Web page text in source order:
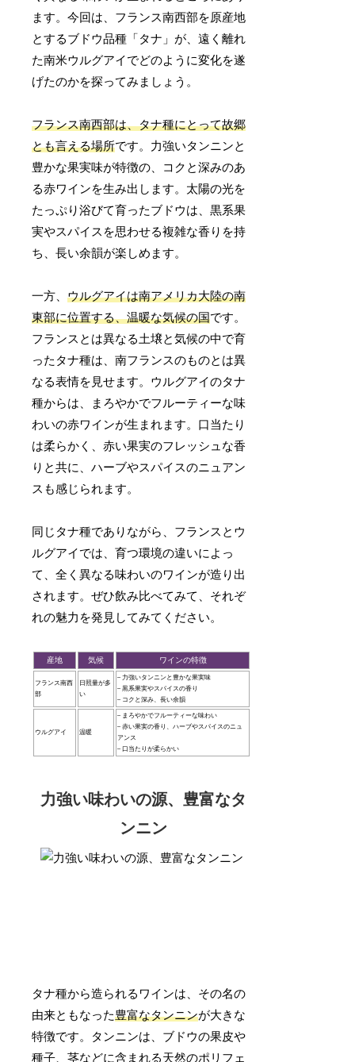
ます。今回は、フランス南西部を原産地
とするブドウ品種「タナ」が、遠く離れ
た南米ウルグアイでどのように変化を遂
げたのかを探ってみましょう。
フランス南西部は、タナ種にとって故郷
とも言える場所です。力強いタンニンと
豊かな果実味が特徴の、コクと深みのあ
る赤ワインを生み出します。太陽の光を
たっぷり浴びて育ったブドウは、黒系果
実やスパイスを思わせる複雑な香りを持
ち、長い余韻が楽しめます。
一方、ウルグアイは南アメリカ大陸の南
東部に位置する、温暖な気候の国です。
フランスとは異なる土壌と気候の中で育
ったタナ種は、南フランスのものとは異
なる表情を見せます。ウルグアイのタナ
種からは、まろやかでフルーティーな味
わいの赤ワインが生まれます。口当たり
は柔らかく、赤い果実のフレッシュな香
りと共に、ハーブやスパイスのニュアン
スも感じられます。
同じタナ種でありながら、フランスとウ
ルグアイでは、育つ環境の違いによっ
て、全く異なる味わいのワインが造り出
されます。ぜひ飲み比べてみて、それぞ
れの魅力を発見してみてください。
産地 気候 ワインの特徴
フランス南西
部
日照量が多
い
– 力強いタンニンと豊かな果実味
– 黒系果実やスパイスの香り
– コクと深み、長い余韻
ウルグアイ 温暖
– まろやかでフルーティーな味わい
– 赤い果実の香り、ハーブやスパイスのニュ
アンス
– 口当たりが柔らかい
力強い味わいの源、豊富なタ
ンニン
タナ種から造られるワインは、その名の
由来ともなった豊富なタンニンが大きな
特徴です。タンニンは、ブドウの果皮や
種子、茎などに含まれる天然のポリフェ